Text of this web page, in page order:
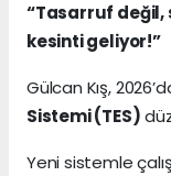
“Tasarruf değil,
kesinti geliyor!”
Gülcan Kış,
Sistemi (TES)
Yeni sistemle